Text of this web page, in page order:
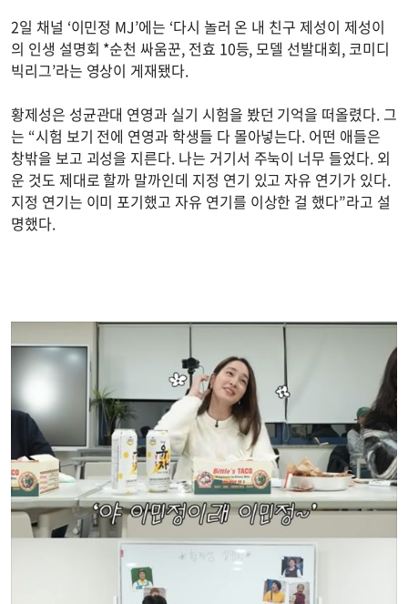
2일 채널 ‘이민정 MJ’에는 ‘다시 놀러 온 내 친구 제성이 제성이
의 인생 설명회 *순천 싸움꾼, 전효 10등, 모델 선발대회, 코미디
빅리그’라는 영상이 게재됐다.
황제성은 성균관대 연영과 실기 시험을 봤던 기억을 떠올렸다. 그
는 “시험 보기 전에 연영과 학생들 다 몰아넣는다. 어떤 애들은
창밖을 보고 괴성을 지른다. 나는 거기서 주눅이 너무 들었다. 외
운 것도 제대로 할까 말까인데 지정 연기 있고 자유 연기가 있다.
지정 연기는 이미 포기했고 자유 연기를 이상한 걸 했다”라고 설
명했다.